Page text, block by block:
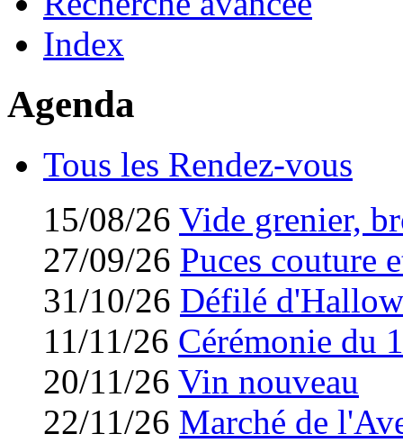
Index
Agenda
Tous les Rendez-vous
15/08/26 Vide grenier,
27/09/26 Puces couture
31/10/26 Défilé
11/11/26 Cérémonie du
20/11/26 Vin nouveau
22/11/26 Marché de